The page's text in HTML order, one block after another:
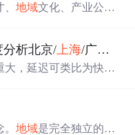
、地域文化、产业公
分析北京/ 上海/广州节点对网站速度的影响
，延迟可类比为快递
出海业务。建议通过
用户。
。地域是完全独立的基